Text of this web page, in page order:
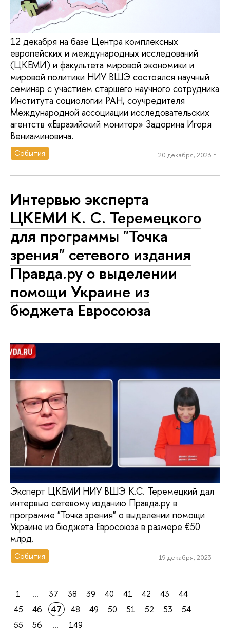
12 декабря на базе Центра комплексных
европейских и международных исследований
(ЦКЕМИ) и факультета мировой экономики и
мировой политики НИУ ВШЭ состоялся научный
семинар с участием старшего научного сотрудника
Института социологии РАН, соучредителя
Международной ассоциации исследовательских
агентств «Евразийский монитор» Задорина Игоря
Вениаминовича.
События 20 декабря, 2023 г.
Интервью эксперта
ЦКЕМИ К. С. Теремецкого
для программы "Точка
зрения" сетевого издания
Правда.ру о выделении
помощи Украине из
бюджета Евросоюза
Эксперт ЦКЕМИ НИУ ВШЭ К.С. Теремецкий дал
интервью сетевому изданию Правда.ру в
программе "Точка зрения" о выделении помощи
Украине из бюджета Евросоюза в размере €50
млрд.
События 19 декабря, 2023 г.
1 ... 37 38 39 40 41 42 43
44
45
46 47 48 49 50 51 52 53
54
55
56 ... 149